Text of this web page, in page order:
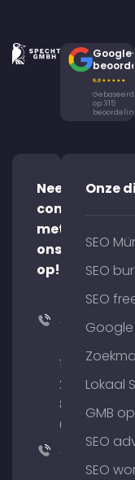
Google-
Gebaseerd
op 315
Neem
contact
met
ons
op!
+49
176
204
801
64
+49
Onze
SEO
SEO
SEO
Lokaal
GMB
SEO
SEO